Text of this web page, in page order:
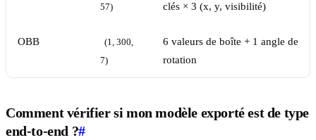
57)
clés × 3 (x, y, visibilité)
OBB
(1, 300,
7)
6 valeurs de boîte + 1 angle de
rotation
Comment vérifier si mon modèle exporté est de type
end-to-end ?#